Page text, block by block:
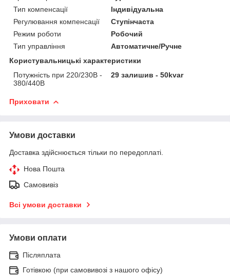
Тип компенсації
Індивідуальна
Регулювання компенсації
Ступінчаста
Режим роботи
Робочий
Тип управління
Автоматичне/Ручне
Користувальницькі характеристики
Потужність при 220/230В -
380/440В
29 залишив - 50kvar
Приховати
Умови доставки
Доставка здійснюється тільки по передоплаті.
Нова Пошта
Самовивіз
Всі умови доставки
Умови оплати
Післяплата
Готівкою (при самовивозі з нашого офісу)